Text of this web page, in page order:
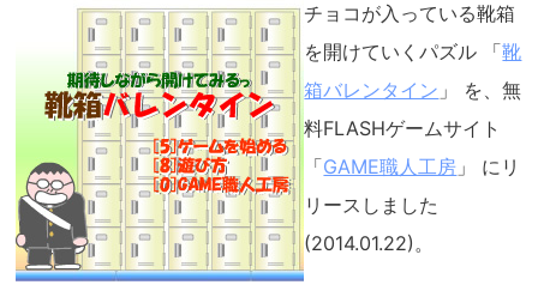
チョコが入っている靴箱
を開けていくパズル 「靴
箱バレンタイン 」 を、無
料FLASHゲームサイト
「GAME職人工房 」 にリ
リースしました
(2014.01.22)。